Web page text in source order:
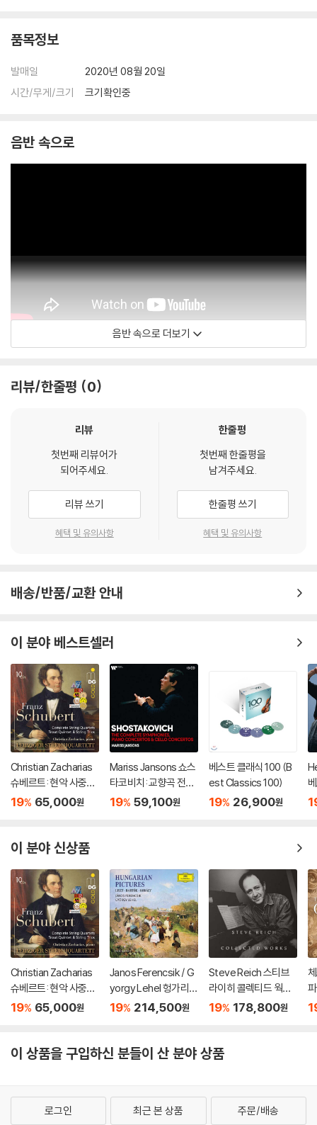
품목정보
발매일
2020년 08월 20일
시간/무게/크기
크기확인중
음반 속으로
음반 속으로 더보기
리뷰/한줄평 0
리뷰
첫번째 리뷰어가
되어주세요.
리뷰 쓰기
혜택 및 유의사항
한줄평
첫번째 한줄평을
남겨주세요.
한줄평 쓰기
혜택 및 유의사항
배송/반품/교환 안내
이 분야 베스트셀러
Christian Zacharias
슈베르트: 현악 사중주
전곡 외 (Schubert: C
& String Trios)
19% 65,000원
Mariss Jansons 쇼스
타코비치: 교향곡 전곡,
재즈 모음곡, 협주곡 (S
19% 59,100원
베스트 클래식 100 (B
est Classics 100)
19% 26,900원
이 분야 신상품
Christian Zacharias
슈베르트: 현악 사중주
전곡 외 (Schubert: C
& String Trios)
19% 65,000원
Janos Ferencsik / G
yorgy Lehel 헝가리
음악 선집 (Hungarian
19% 214,500원
Steve Reich 스티브
라이히 콜렉티드 웍스
(Collected Works)
19% 178,800원
이 상품을 구입하신 분들이 산 분야 상품
로그인 최근 본 상품 주문/배송